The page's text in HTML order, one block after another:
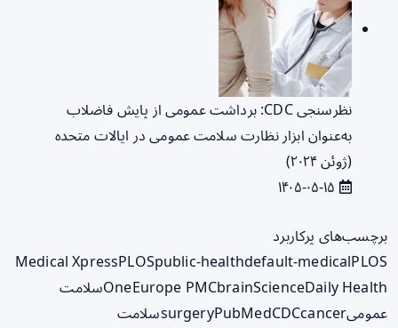
نظرسنجی CDC: برداشت عمومی از پایش فاضلاب
به‌عنوان ابزار نظارت سلامت عمومی در ایالات متحده
(ژوئن ۲۰۲۴)
برچسب‌های پرکاربرد
Medical XpressPLOSpublic-healthdefault-medicalPLOS
OneEurope PMCbrainScienceDaily Health
سلامت
عمومی
surgeryPubMedCDCcancer
سلامت